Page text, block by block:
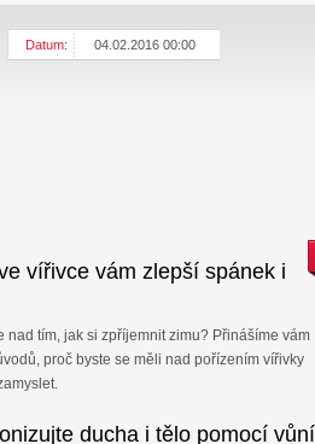
Datum: 04.02.2016 00:00
vířivce vám zlepší spánek i
nad tím, jak si zpříjemnit zimu? Přinášíme vám
proč byste se měli nad pořízením vířivky
ducha i tělo pomocí vůní